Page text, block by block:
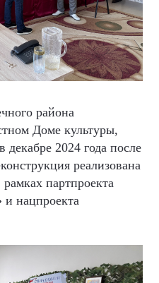
района
Доме культуры,
2024 года после
реализована
партпроекта
и нацпроекта